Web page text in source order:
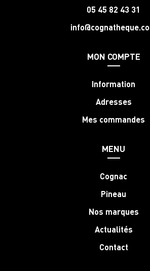
05 45 82 43 31
MON COMPTE
Information
Adresses
Mes commandes
MENU
Cognac
Pineau
Nos marques
Actualités
Contact